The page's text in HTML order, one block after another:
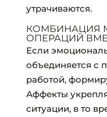
утрачиваются.
КОМБИНАЦИЯ
ОПЕРАЦИЙ
Если
объединяется с
работой,
Аффекты
ситуации, в то